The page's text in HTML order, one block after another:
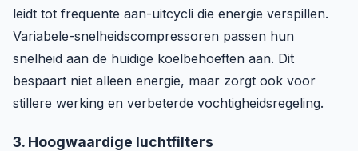
leidt tot frequente aan-uitcycli die energie verspillen.
Variabele-snelheidscompressoren passen hun
snelheid aan de huidige koelbehoeften aan. Dit
bespaart niet alleen energie, maar zorgt ook voor
stillere werking en verbeterde vochtigheidsregeling.
3. Hoogwaardige luchtfilters